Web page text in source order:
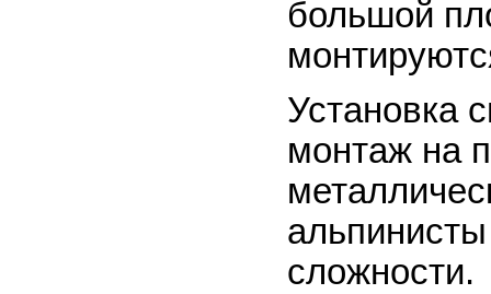
большой
Установка
монтаж на
сложности.